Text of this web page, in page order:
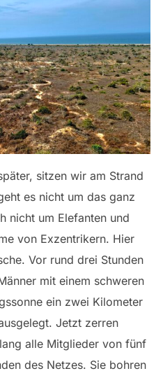
sitzen wir am Strand
es nicht um das ganz
nicht um Elefanten und
von Exzentrikern. Hier
Vor rund drei Stunden
mit einem schweren
ein zwei Kilometer
Jetzt zerren
alle Mitglieder von fünf
des Netzes. Sie bohren